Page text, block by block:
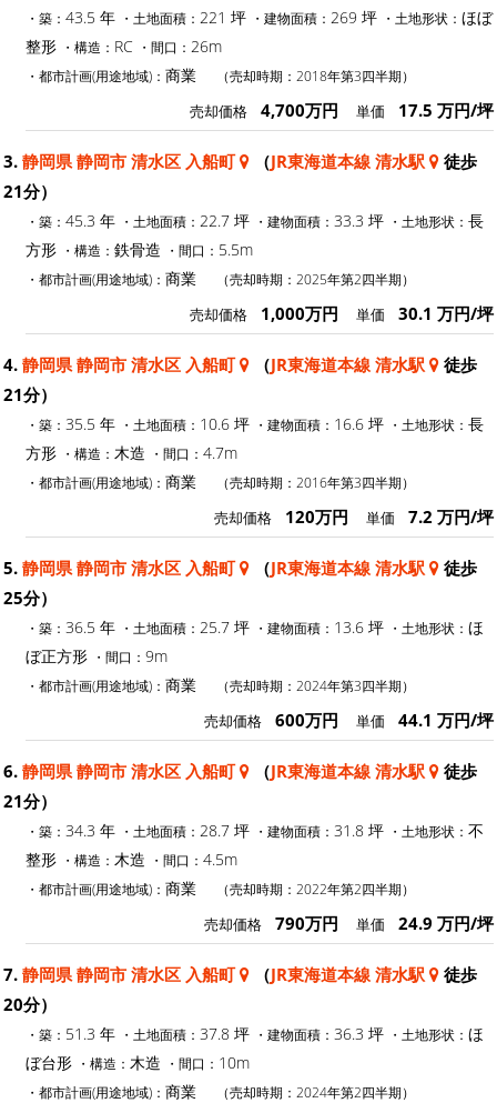
・築： 43.5 年 ・土地面積： 221 坪 ・建物面積： 269 坪 ・土地形状： ほぼ
整形 ・構造： RC ・間口： 26m
・都市計画(用途地域)： 商業 （売却時期：2018年第3四半期）
売却価格 4,700万円 単価 17.5 万円/坪
3. 静岡県 静岡市 清水区 入船町 （JR東海道本線 清水駅
徒歩
21分）
・築： 45.3 年 ・土地面積： 22.7 坪 ・建物面積： 33.3 坪 ・土地形状： 長
方形 ・構造： 鉄骨造 ・間口： 5.5m
・都市計画(用途地域)： 商業 （売却時期：2025年第2四半期）
売却価格 1,000万円 単価 30.1 万円/坪
4. 静岡県 静岡市 清水区 入船町 （JR東海道本線 清水駅
徒歩
21分）
・築： 35.5 年 ・土地面積： 10.6 坪 ・建物面積： 16.6 坪 ・土地形状： 長
方形 ・構造： 木造 ・間口： 4.7m
・都市計画(用途地域)： 商業 （売却時期：2016年第3四半期）
売却価格 120万円 単価 7.2 万円/坪
5. 静岡県 静岡市 清水区 入船町 （JR東海道本線 清水駅
徒歩
25分）
・築： 36.5 年 ・土地面積： 25.7 坪 ・建物面積： 13.6 坪 ・土地形状： ほ
ぼ正方形 ・間口： 9m
・都市計画(用途地域)： 商業 （売却時期：2024年第3四半期）
売却価格 600万円 単価 44.1 万円/坪
6. 静岡県 静岡市 清水区 入船町 （JR東海道本線 清水駅
徒歩
21分）
・築： 34.3 年 ・土地面積： 28.7 坪 ・建物面積： 31.8 坪 ・土地形状： 不
整形 ・構造： 木造 ・間口： 4.5m
・都市計画(用途地域)： 商業 （売却時期：2022年第2四半期）
売却価格 790万円 単価 24.9 万円/坪
7. 静岡県 静岡市 清水区 入船町 （JR東海道本線 清水駅
徒歩
20分）
・築： 51.3 年 ・土地面積： 37.8 坪 ・建物面積： 36.3 坪 ・土地形状： ほ
ぼ台形 ・構造： 木造 ・間口： 10m
・都市計画(用途地域)： 商業 （売却時期：2024年第2四半期）